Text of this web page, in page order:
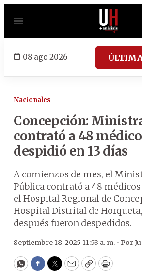
Menú
08 ago 2026
Nacionales
Concepción:
contrató a 48
despidió en 13 días
A comienzos de mes, el
Pública contrató a 48
el Hospital Regional de
Hospital Distrital de Horqueta,
después fueron despedidos.
Septiembre 18, 2025 11:53 a. m. • Por
WhatsApp
Facebook
Twitter
EmailCopyPrint